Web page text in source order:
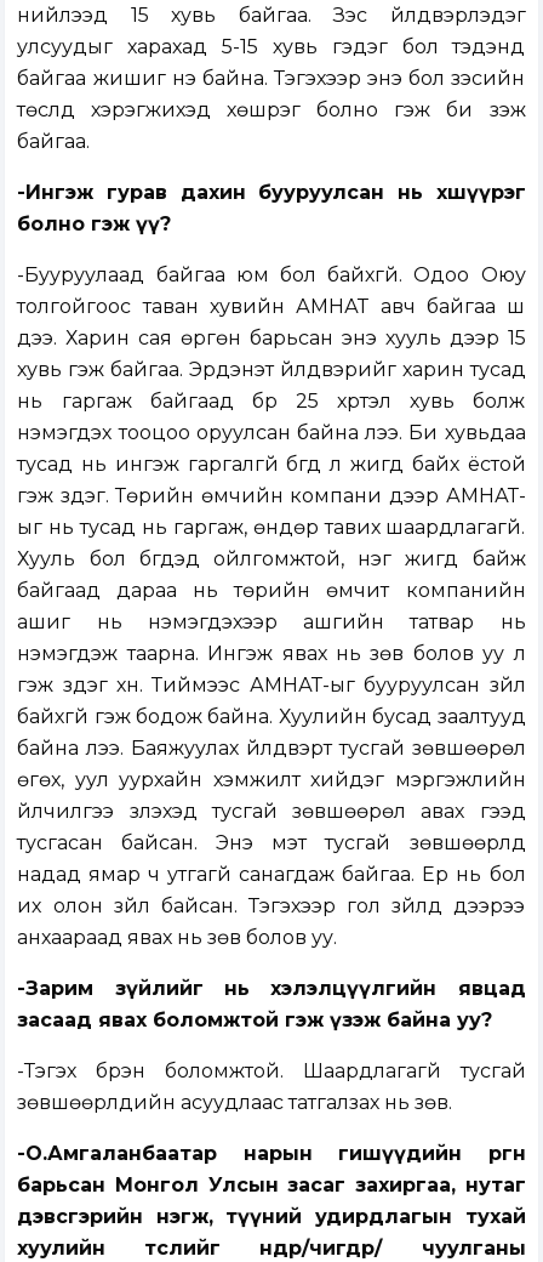
нийлээд 15 хувь байгаа. Зэс үйлдвэрлэдэг
улсуудыг харахад 5-15 хувь гэдэг бол тэдэнд
байгаа жишиг үнэ байна. Тэгэхээр энэ бол зэсийн
төслүүд хэрэгжихэд хөшүүрэг болно гэж би үзэж
байгаа.
-Ингэж гурав дахин бууруулсан нь хөшүүрэг
болно гэж үү?
-Бууруулаад байгаа юм бол байхгүй. Одоо Оюу
толгойгоос таван хувийн АМНАТ авч байгаа шүү
дээ. Харин сая өргөн барьсан энэ хууль дээр 15
хувь гэж байгаа. Эрдэнэт үйлдвэрийг харин тусад
нь гаргаж байгаад бүр 25 хүртэл хувь болж
нэмэгдэх тооцоо оруулсан байна лээ. Би хувьдаа
тусад нь ингэж гаргалгүй бүгд л жигд байх ёстой
гэж үздэг. Төрийн өмчийн компани дээр АМНАТ-
ыг нь тусад нь гаргаж, өндөр тавих шаардлагагүй.
Хууль бол бүгдэд ойлгомжтой, нэг жигд байж
байгаад дараа нь төрийн өмчит компанийн
ашиг нь нэмэгдэхээр ашгийн татвар нь
нэмэгдэж таарна. Ингэж явах нь зөв болов уу л
гэж үздэг хүн. Тиймээс АМНАТ-ыг бууруулсан зүйл
байхгүй гэж бодож байна. Хуулийн бусад заалтууд
байна лээ. Баяжуулах үйлдвэрт тусгай зөвшөөрөл
өгөх, уул уурхайн хэмжилт хийдэг мэргэжлийн
үйлчилгээ үзүүлэхэд тусгай зөвшөөрөл авах гээд
тусгасан байсан. Энэ мэт тусгай зөвшөөрлүүд
надад ямар ч утгагүй санагдаж байгаа. Ер нь бол
их олон зүйл байсан. Тэгэхээр гол зүйлүүд дээрээ
анхаараад явах нь зөв болов уу.
-Зарим зүйлийг нь хэлэлцүүлгийн явцад
засаад явах боломжтой гэж үзэж байна уу?
-Тэгэх бүрэн боломжтой. Шаардлагагүй тусгай
зөвшөөрлүүдийн асуудлаас татгалзах нь зөв.
-О.Амгаланбаатар нарын гишүүдийн өргөн
барьсан Монгол Улсын засаг захиргаа, нутаг
дэвсгэрийн нэгж, түүний удирдлагын тухай
хуулийн төслийг өнөөдөр/өчигдөр/ чуулганы